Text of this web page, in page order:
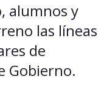
alumnos y
las líneas
de
Gobierno.